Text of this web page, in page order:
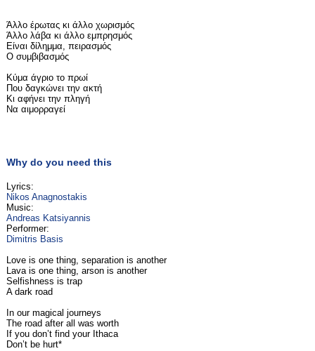
Άλλο έρωτας κι άλλο χωρισμός
Άλλο λάβα κι άλλο εμπρησμός
Είναι δίλημμα, πειρασμός
Ο συμβιβασμός
Κύμα άγριο το πρωί
Που δαγκώνει την ακτή
Κι αφήνει την πληγή
Να αιμορραγεί
Why do you need this
Lyrics:
Nikos Anagnostakis
Music:
Andreas Katsiyannis
Performer:
Dimitris Basis
Love is one thing, separation is another
Lava is one thing, arson is another
Selfishness is trap
A dark road
In our magical journeys
The road after all was worth
If you don’t find your Ithaca
Don’t be hurt*